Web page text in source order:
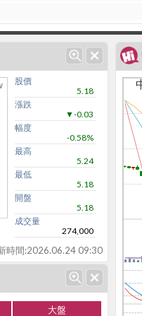
股價
5.18
漲跌
▼-0.03
幅度
-0.58%
最高
5.24
最低
5.18
開盤
5.18
成交量
274,000
時間:2026.06.24 09:30
大盤